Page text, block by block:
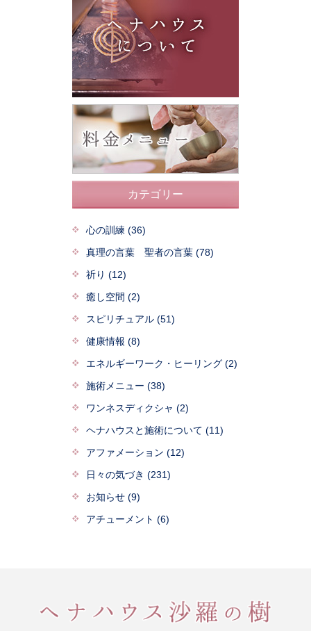
カテゴリー
心の訓練 (36)
真理の言葉 聖者の言葉 (78)
祈り (12)
癒し空間 (2)
スピリチュアル (51)
健康情報 (8)
エネルギーワーク・ヒーリング (2)
施術メニュー (38)
ワンネスディクシャ (2)
ヘナハウスと施術について (11)
アファメーション (12)
日々の気づき (231)
お知らせ (9)
アチューメント (6)